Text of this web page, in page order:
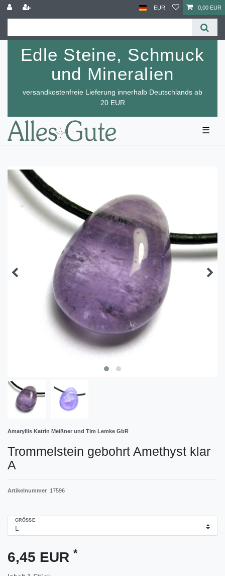
EUR 0,00 EUR
Edle Steine, Schmuck
und Mineralien
versandkostenfreie Lieferung innerhalb Deutschlands ab
20 EUR
☰
Amaryllis Katrin Meißner und Tim Lemke GbR
Trommelstein gebohrt Amethyst klar
A
Artikelnummer 17596
GRÖSSE
6,45 EUR *